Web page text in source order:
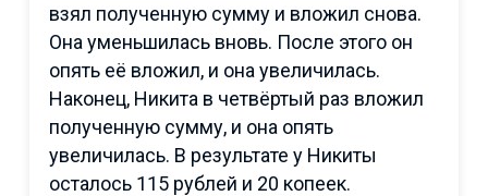
взял полученную сумму и вложил снова.
Она уменьшилась вновь. После этого он
опять её вложил, и она увеличилась.
Наконец, Никита в четвёртый раз вложил
полученную сумму, и она опять
увеличилась. В результате у Никиты
осталось 115 рублей и 20 копеек.